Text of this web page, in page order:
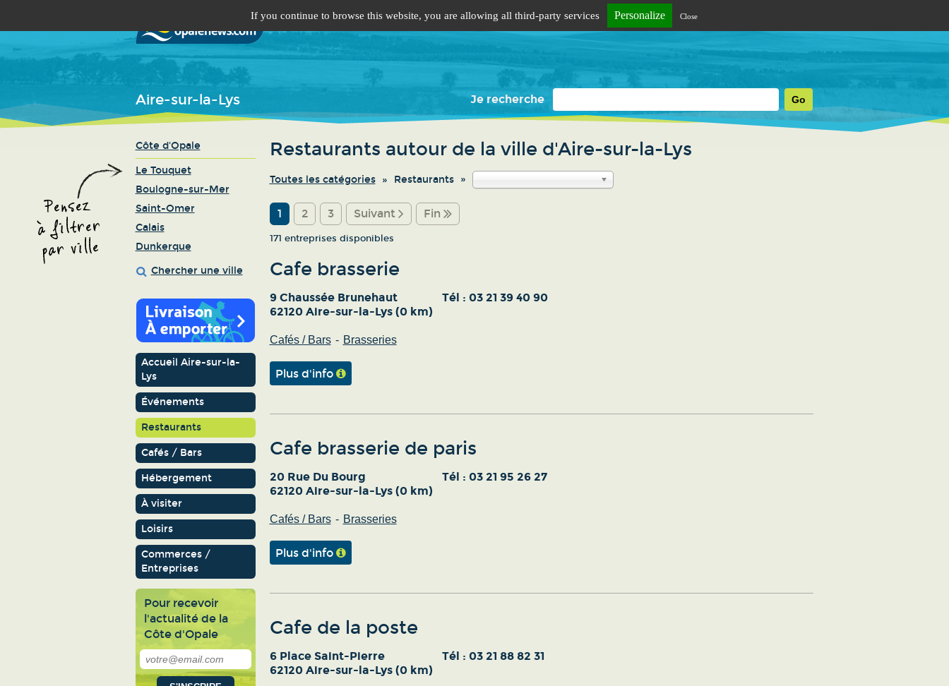
Aire-sur-la-Lys Je recherche
Côte d'Opale
Le Touquet
Boulogne-sur-Mer
Saint-Omer
Calais
Dunkerque
Chercher une ville
Accueil Aire-sur-la-
Lys
Événements
Restaurants
Cafés / Bars
Hébergement
À visiter
Loisirs
Commerces /
Entreprises
Pour recevoir
l'actualité de la
Côte d'Opale
Restaurants autour de la ville d'Aire-sur-la-Lys
Toutes les catégories Restaurants
1 2 3 Suivant Fin
171 entreprises disponibles
Cafe brasserie
9 Chaussée Brunehaut
62120 Aire-sur-la-Lys (0 km)
Tél : 03 21 39 40 90
Cafés / Bars Brasseries
Plus d'info
Cafe brasserie de paris
20 Rue Du Bourg
62120 Aire-sur-la-Lys (0 km)
Tél : 03 21 95 26 27
Cafés / Bars Brasseries
Plus d'info
Cafe de la poste
6 Place Saint-Pierre
62120 Aire-sur-la-Lys (0 km)
Tél : 03 21 88 82 31
If you continue to browse this website, you are allowing all third-party services Personalize Close